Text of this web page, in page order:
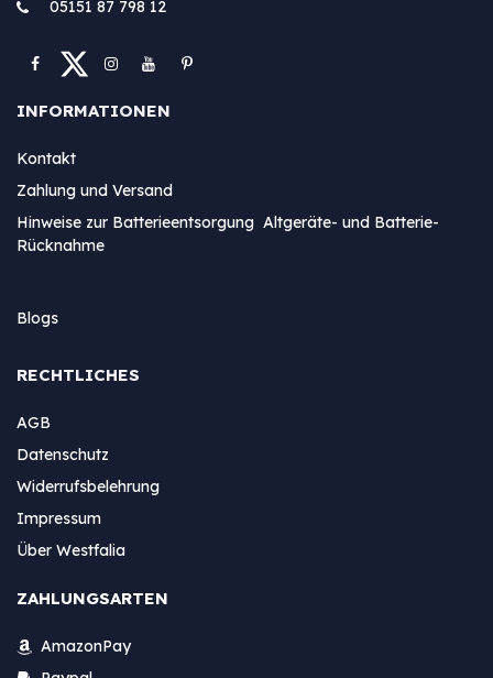
05151 87 798 12
INFORMATIONEN
Kontakt
Zahlung und Versand
Hinweise zur Batterieentsorgung Altgeräte- und Batterie-
Rücknahme
Blogs
RECHTLICHES
AGB
Datenschutz
Widerrufsbelehrung
Impressum
Über Westfalia
ZAHLUNGSARTEN
AmazonPay